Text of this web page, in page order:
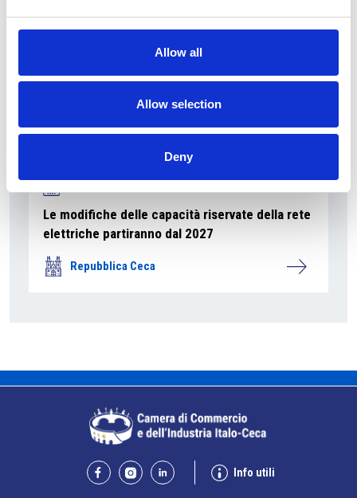
Allow all
Allow selection
Deny
Le modifiche delle capacità riservate della rete
elettriche partiranno dal 2027
Repubblica Ceca
Info utili